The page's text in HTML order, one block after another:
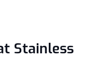
Stainless